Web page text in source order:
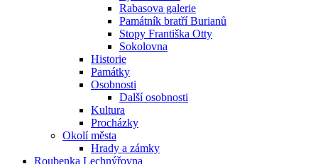
Rabasova galerie
Památník bratří Burianů
Stopy Františka Otty
Sokolovna
Historie
Památky
Osobnosti
Další osobnosti
Kultura
Procházky
Okolí města
Hrady a zámky
Roubenka Lechnýřovna